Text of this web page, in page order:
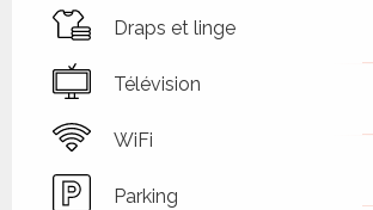
Draps et linge
Télévision
WiFi
Parking